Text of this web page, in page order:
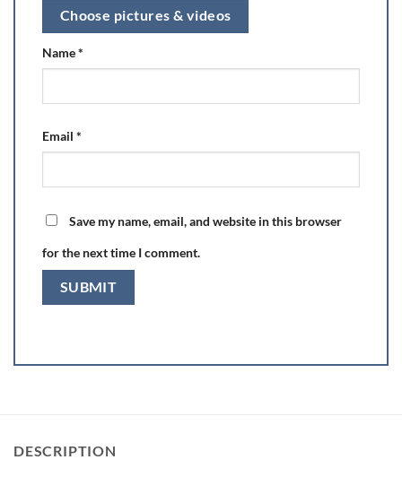
Choose pictures & videos
Name*
Email *
Save my name, email, and website in this browser
for the next time I comment.
DESCRIPTION